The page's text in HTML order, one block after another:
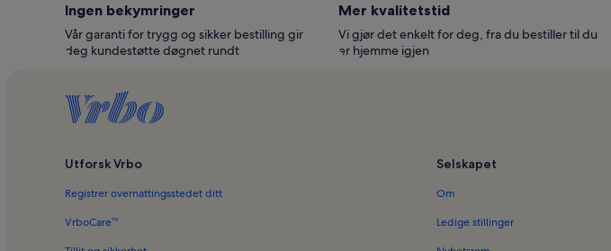
Ingen bekymringer
Vår garanti for trygg og sikker bestilling gir
deg kundestøtte døgnet rundt
Mer kvalitetstid
Vi gjør det enkelt for deg, fra du bestiller til du
er hjemme igjen
Utforsk Vrbo
Registrer overnattingsstedet ditt
VrboCare™
Selskapet
Om
Ledige stillinger